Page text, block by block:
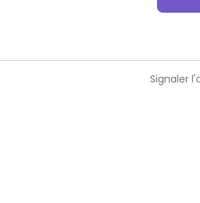
Signaler